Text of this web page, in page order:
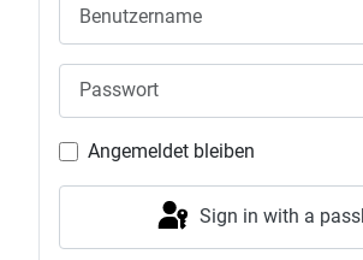
Angemeldet bleiben
Sign in with a